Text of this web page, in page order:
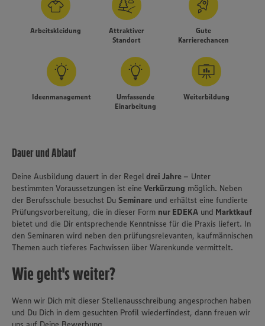
Wir setzen Cookies und andere Technologien ein, um Ihnen
ein bestmögliches Nutzungserlebnis unserer Website zu
Arbeitskleidung
Attraktiver
Standort
Gute
Karrierechancen
Ideenmanagement
Umfassende
Einarbeitung
Weiterbildung
Dauer und Ablauf
Deine Ausbildung dauert in der Regeldrei Jahre – Unter
bestimmten Voraussetzungen ist eine Verkürzung möglich. Neben
der Berufsschule besuchst Du Seminare und erhältst eine fundierte
Prüfungsvorbereitung, die in dieser Form nur EDEKA und Marktkauf
bietet und die Dir entsprechende Kenntnisse für die Praxis liefert. In
den Seminaren wird neben den prüfungsrelevanten, kaufmännischen
Themen auch tieferes Fachwissen über Warenkunde vermittelt.
Wie geht's weiter?
Wenn wir Dich mit dieser Stellenausschreibung angesprochen haben
und Du Dich in dem gesuchten Profil wiederfindest, dann freuen wir